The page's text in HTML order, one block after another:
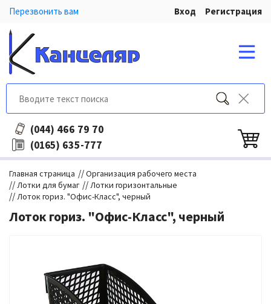
Перезвонить вам Вход Регистрация
(044) 466 79 70
(0165) 635-777
Главная страница //Организация рабочего места
//Лотки для бумаг //Лотки горизонтальные
//Лоток гориз. "Офис-Класс", черный
Лоток гориз. "Офис-Класс", черный